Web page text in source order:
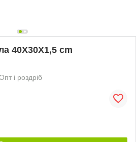
40X30X1,5 cm
і роздріб